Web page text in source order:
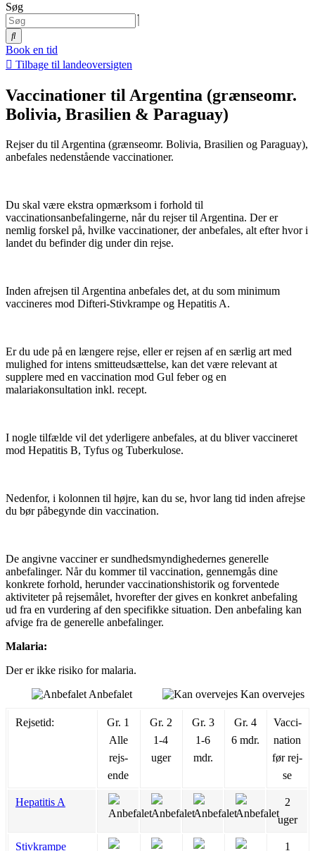
Søg
Book en tid
Tilbage til landeoversigten
Vaccinationer til Argentina (grænseomr.
Bolivia, Brasilien & Paraguay)
Rejser du til Argentina (grænseomr. Bolivia, Brasilien og Paraguay),
anbefales nedenstående vaccinationer.
Du skal være ekstra opmærksom i forhold til
vaccinationsanbefalingerne, når du rejser til Argentina. Der er
nemlig forskel på, hvilke vaccinationer, der anbefales, alt efter hvor i
landet du befinder dig under din rejse.
Inden afrejsen til Argentina anbefales det, at du som minimum
vaccineres mod Difteri-Stivkrampe og Hepatitis A.
Er du ude på en længere rejse, eller er rejsen af en særlig art med
mulighed for intens smitteudsættelse, kan det være relevant at
supplere med en vaccination mod Gul feber og en
malariakonsultation inkl. recept.
I nogle tilfælde vil det yderligere anbefales, at du bliver vaccineret
mod Hepatitis B, Tyfus og Tuberkulose.
Nedenfor, i kolonnen til højre, kan du se, hvor lang tid inden afrejse
du bør påbegynde din vaccination.
De angivne vacciner er sundhedsmyndighedernes generelle
anbefalinger. Når du kommer til vaccination, gennemgås dine
konkrete forhold, herunder vaccinationshistorik og forventede
aktiviteter på rejsemålet, hvorefter der gives en konkret anbefaling
ud fra en vurdering af den specifikke situation. Den anbefaling kan
afvige fra de generelle anbefalinger.
Malaria:
Der er ikke risiko for malaria.
Anbefalet
Kan overvejes
Rejsetid:
Gr. 1
Alle
rejs­
ende
Gr. 2
1-4
uger
Gr. 3
1-6
mdr.
Gr. 4
6 mdr.
Vac­ci­
na­tion
før rej­
se
Hepatitis A
2
uger
Stivkrampe 1